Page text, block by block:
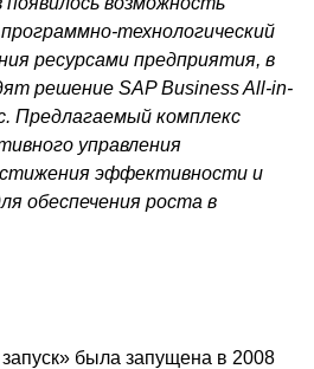
технологический
ресурсами предприятия, в
решение SAP Business All-in-
. Предлагаемый комплекс
управления
эффективности и
обеспечения роста в
была запущена в 2008